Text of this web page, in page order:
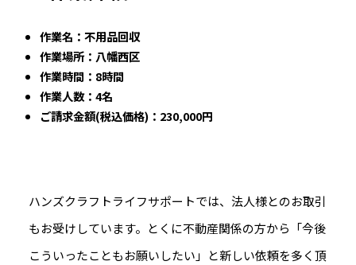
作業名：不用品回収
作業場所：八幡西区
作業時間：8時間
作業人数：4名
ご請求金額(税込価格)：230,000円
ハンズクラフトライフサポートでは、法人様とのお取引
もお受けしています。とくに不動産関係の方から「今後
こういったこともお願いしたい」と新しい依頼を多く頂